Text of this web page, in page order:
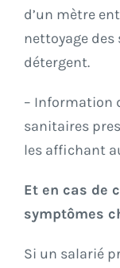
d’un mètre
nettoyage
détergent.
– Information
sanitaires
les affichant
Et en cas de
symptômes
Si un salarié